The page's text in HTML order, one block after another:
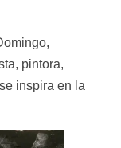
pintora,
inspira en la